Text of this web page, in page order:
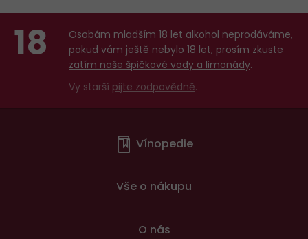
18
Osobám mladším 18 let alkohol neprodáváme,
pokud vám ještě nebylo 18 let, prosím zkuste
zatím naše špičkové vody a limonády.
Vy starší pijte zodpovědně.
Vínopedie
Vše o nákupu
O nás